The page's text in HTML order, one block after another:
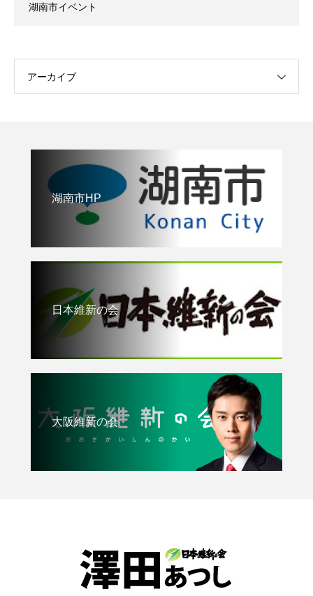
湖南市イベント
アーカイブ
湖南市HP
日本維新の会
大阪維新の会